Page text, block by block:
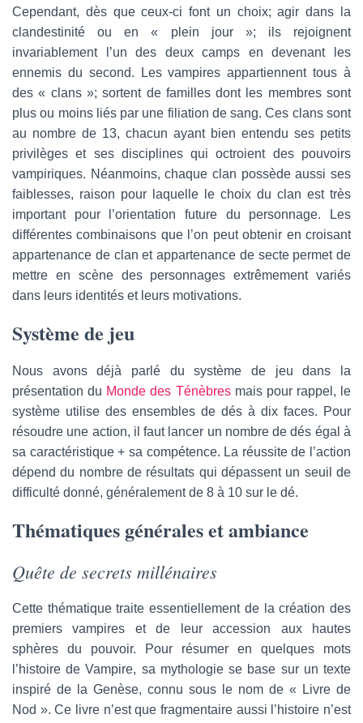
Cependant, dès que ceux-ci font un choix; agir dans la
clandestinité ou en « plein jour »; ils rejoignent
invariablement l’un des deux camps en devenant les
ennemis du second. Les vampires appartiennent tous à
des « clans »; sortent de familles dont les membres sont
plus ou moins liés par une filiation de sang. Ces clans sont
au nombre de 13, chacun ayant bien entendu ses petits
privilèges et ses disciplines qui octroient des pouvoirs
vampiriques. Néanmoins, chaque clan possède aussi ses
faiblesses, raison pour laquelle le choix du clan est très
important pour l’orientation future du personnage. Les
différentes combinaisons que l’on peut obtenir en croisant
appartenance de clan et appartenance de secte permet de
mettre en scène des personnages extrêmement variés
dans leurs identités et leurs motivations.
Système de jeu
Nous avons déjà parlé du système de jeu dans la
présentation du Monde des Ténèbres mais pour rappel, le
système utilise des ensembles de dés à dix faces. Pour
résoudre une action, il faut lancer un nombre de dés égal à
sa caractéristique + sa compétence. La réussite de l’action
dépend du nombre de résultats qui dépassent un seuil de
difficulté donné, généralement de 8 à 10 sur le dé.
Thématiques générales et ambiance
Quête de secrets millénaires
Cette thématique traite essentiellement de la création des
premiers vampires et de leur accession aux hautes
sphères du pouvoir. Pour résumer en quelques mots
l’histoire de Vampire, sa mythologie se base sur un texte
inspiré de la Genèse, connu sous le nom de « Livre de
Nod ». Ce livre n’est que fragmentaire aussi l’histoire n’est